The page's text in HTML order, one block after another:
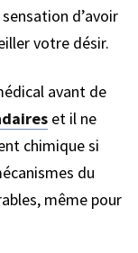
d’avoir
votre désir.
avant de
et il ne
chimique si
du
même pour